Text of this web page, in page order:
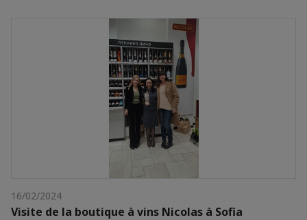
16/02/2024
Visite de la boutique à vins Nicolas à Sofia